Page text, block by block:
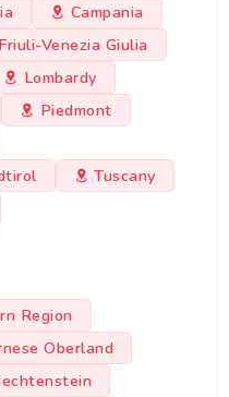
Campania
Friuli-Venezia Giulia
Lombardy
Piedmont
Tuscany
Region
Oberland